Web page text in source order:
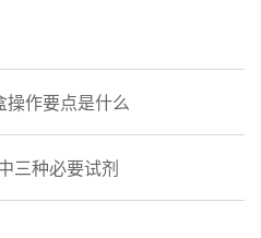
操作要点是什么
三种必要试剂